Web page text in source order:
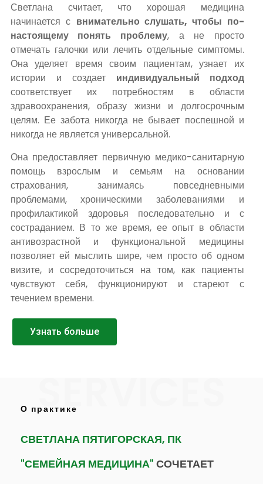
Светлана считает, что хорошая медицина
начинается с внимательно слушать, чтобы по-
настоящему понять проблему, а не просто
отмечать галочки или лечить отдельные симптомы.
Она уделяет время своим пациентам, узнает их
истории и создает индивидуальный подход
соответствует их потребностям в области
здравоохранения, образу жизни и долгосрочным
целям. Ее забота никогда не бывает поспешной и
никогда не является универсальной.
Она предоставляет первичную медико-санитарную
помощь взрослым и семьям на основании
страхования, занимаясь повседневными
проблемами, хроническими заболеваниями и
профилактикой здоровья последовательно и с
состраданием. В то же время, ее опыт в области
антивозрастной и функциональной медицины
позволяет ей мыслить шире, чем просто об одном
визите, и сосредоточиться на том, как пациенты
чувствуют себя, функционируют и стареют с
течением времени.
Узнать больше
О практике
СВЕТЛАНА ПЯТИГОРСКАЯ, ПК
"СЕМЕЙНАЯ МЕДИЦИНА" СОЧЕТАЕТ